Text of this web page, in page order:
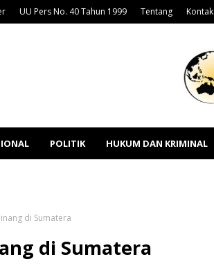
UU Pers No. 40 Tahun 1999 Tentang Kontak
POLITIK HUKUM DAN KRIMINAL
di Sumatera
di Sumatera